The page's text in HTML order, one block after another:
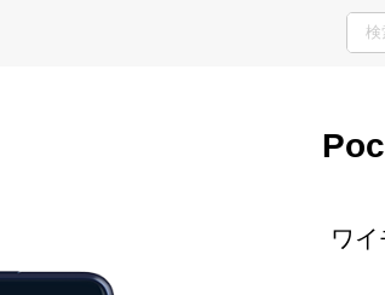
サポート窓口
ワ